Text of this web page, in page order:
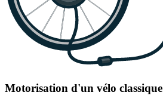
Motorisation d'un vélo classique